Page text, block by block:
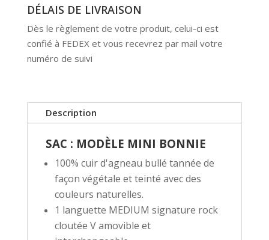
DÉLAIS DE LIVRAISON
Dès le règlement de votre produit, celui-ci est
confié à FEDEX et vous recevrez par mail votre
numéro de suivi
Description
SAC : MODÈLE MINI BONNIE
100% cuir d'agneau bullé tannée de
façon végétale et teinté avec des
couleurs naturelles.
1 languette MEDIUM signature rock
cloutée V amovible et